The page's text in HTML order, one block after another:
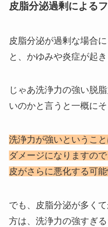
皮脂分泌過剰による
皮脂分泌が過剰な場合
と、かゆみや炎症が起き
じゃあ洗浄力の強い脱
いのかと言うと一概に
洗浄力が強いというこ
ダメージになりますの
皮がさらに悪化する可
でも、皮脂分泌が多く
方は、洗浄力の強すぎ